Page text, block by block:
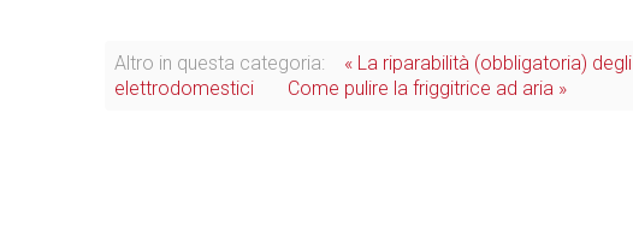
Altro in questa categoria:
« La riparabilità (obbligatoria) degli
elettrodomestici
Come pulire la friggitrice ad aria »